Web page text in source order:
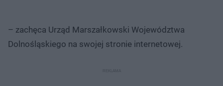
– zachęca Urząd Marszałkowski Województwa
Dolnośląskiego na swojej stronie internetowej.